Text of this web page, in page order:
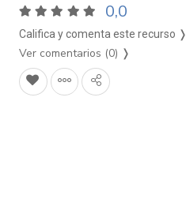
0,0
Califica y comenta este recurso ❭
Ver comentarios (0) ❭